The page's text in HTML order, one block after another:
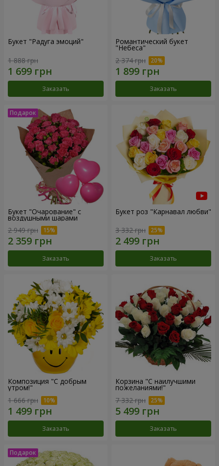
Букет "Радуга эмоций"
1 888 грн
Заказать
Романтический букет
"Небеса"
2 374 грн
Заказать
Букет "Очарование" с
воздушными шарами
2 949 грн
Заказать
Букет роз "Карнавал любви"
3 332 грн
Заказать
Композиция "С добрым
утром!"
1 666 грн
Заказать
Корзина "С наилучшими
пожеланиями!"
7 332 грн
Заказать